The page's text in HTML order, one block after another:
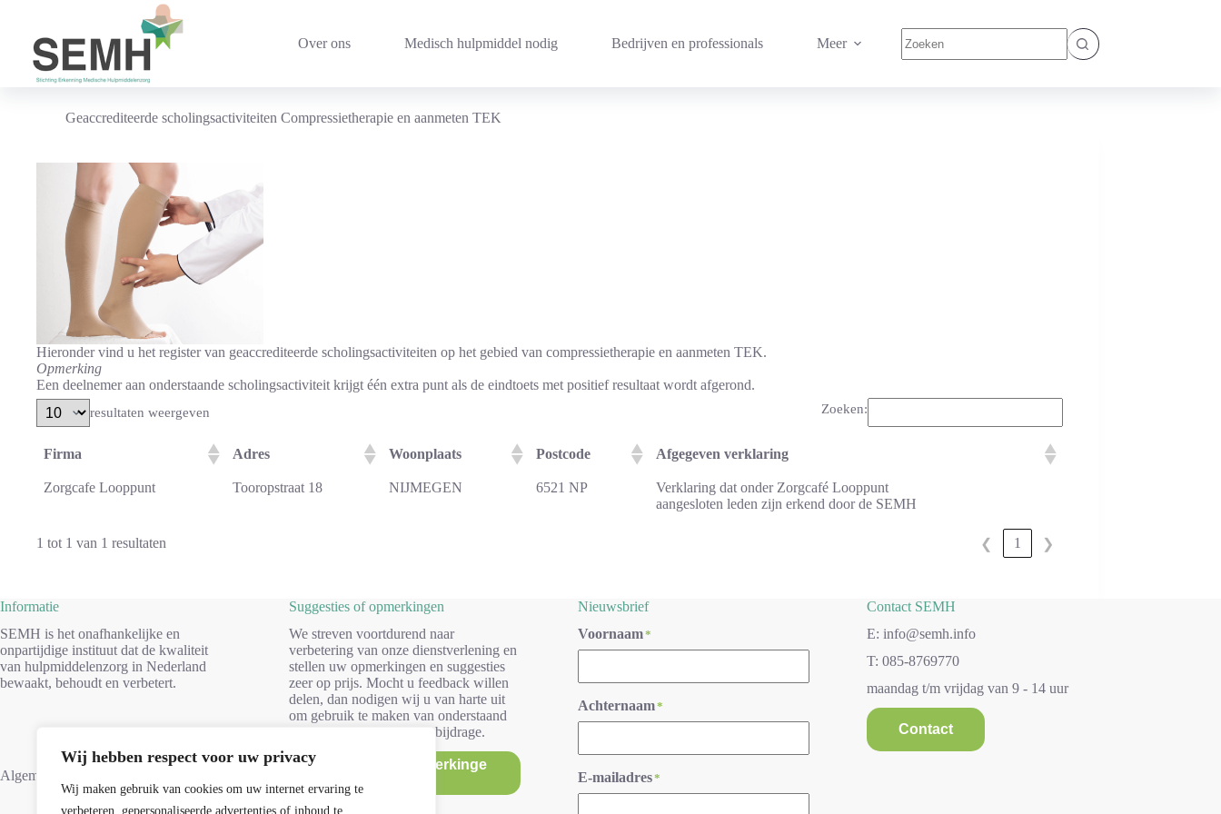
Wij hebben respect voor uw privacy
Wij maken gebruik van cookies om uw internet ervaring te
verbeteren, gepersonaliseerde advertenties of inhoud te
inhoud
Over ons Medisch hulpmiddel nodig Bedrijven en professionals Meer
resultaten
Geaccrediteerde scholingsactiviteiten Compressietherapie en aanmeten TEK
Hieronder vind u het register van geaccrediteerde scholingsactiviteiten op het gebied van compressietherapie en aanmeten TEK.
Opmerking
Een deelnemer aan onderstaande scholingsactiviteit krijgt één extra punt als de eindtoets met positief resultaat wordt afgerond.
resultaten weergeven Zoeken:
Firma Adres Woonplaats Postcode Afgegeven verklaring
Zorgcafe Looppunt Tooropstraat 18 NIJMEGEN 6521 NP
Verklaring dat onder Zorgcafé Looppunt
aangesloten leden zijn erkend door de SEMH
1 tot 1 van 1 resultaten ❮ 1 ❯
Informatie
SEMH is het onafhankelijke en
onpartijdige instituut dat de kwaliteit
van hulpmiddelenzorg in Nederland
bewaakt, behoudt en verbetert.
Algemene voorwaarden
Suggesties of opmerkingen
We streven voortdurend naar
verbetering van onze dienstverlening en
stellen uw opmerkingen en suggesties
zeer op prijs. Mocht u feedback willen
delen, dan nodigen wij u van harte uit
om gebruik te maken van onderstaand
formulier. Dank voor uw bijdrage.
Suggesties/opmerkinge
Nieuwsbrief
Voornaam*
Achternaam*
E-mailadres*
Contact SEMH
E: info@semh.info
T: 085-8769770
maandag t/m vrijdag van 9 - 14 uur
Contact